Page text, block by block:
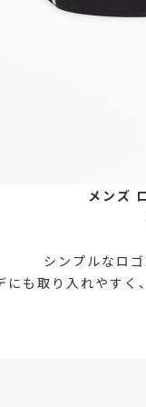
メンズ
シンプルなロ
にも取り入れやすく